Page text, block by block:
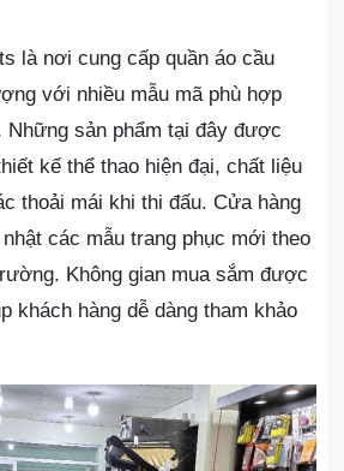
là nơi cung cấp quần áo cầu
với nhiều mẫu mã phù hợp
Những sản phẩm tại đây được
kế thể thao hiện đại, chất liệu
thoải mái khi thi đấu. Cửa hàng
các mẫu trang phục mới theo
Không gian mua sắm được
khách hàng dễ dàng tham khảo